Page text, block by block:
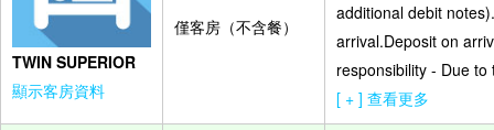
TWIN SUPERIOR
顯示客房資料
僅客房（不含餐）
additional debit
arrival.Deposit on
responsibility - Due
[ + ] 查看更多